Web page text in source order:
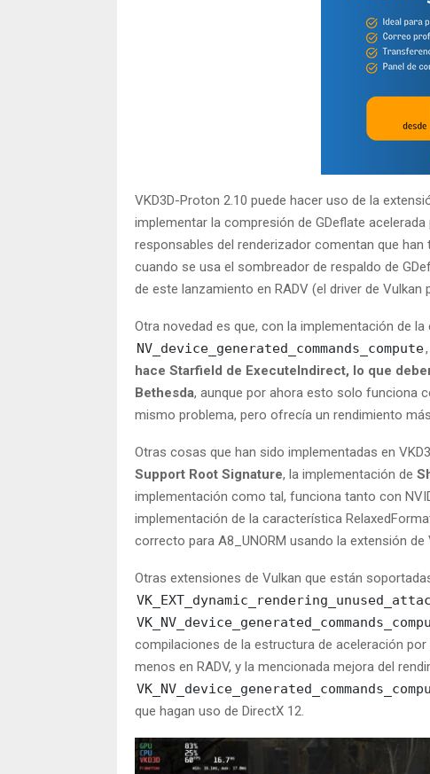
VKD3D-Proton 2.10 puede hacer uso de la
implementar la compresión de GDeflate
responsables del renderizador comentan que han
cuando se usa el sombreador de respaldo de
de este lanzamiento en RADV (el driver de Vulkan
Otra novedad es que, con la implementación de la
NV_device_generated_commands_compute
hace Starfield de ExecuteIndirect, lo que
Bethesda, aunque por ahora esto solo funciona
mismo problema, pero ofrecía un rendimiento
Otras cosas que han sido implementadas en
Support Root Signature, la implementación de
implementación como tal, funciona tanto con
implementación de la característica
correcto para A8_UNORM usando la extensión de
Otras extensiones de Vulkan que están
compilaciones de la estructura de aceleración
menos en RADV, y la mencionada mejora del
que hagan uso de DirectX 12.